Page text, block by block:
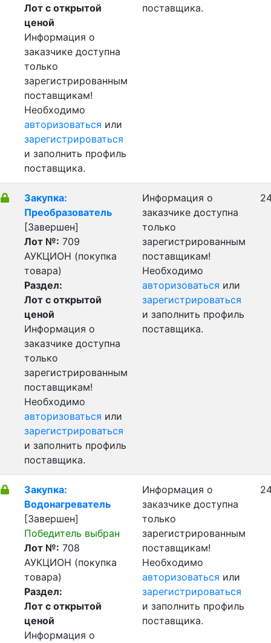
Лот с открытой
ценой
Информация о
заказчике доступна
только
зарегистрированным
поставщикам!
Необходимо
авторизоваться или
зарегистрироваться
и заполнить профиль
поставщика.
поставщика.
Закупка:
Преобразователь
[Завершен]
Лот №: 709
АУКЦИОН (покупка
товара)
Раздел:
Лот с открытой
ценой
Информация о
заказчике доступна
только
зарегистрированным
поставщикам!
Необходимо
авторизоваться или
зарегистрироваться
и заполнить профиль
поставщика.
Информация о
заказчике доступна
только
зарегистрированным
поставщикам!
Необходимо
авторизоваться или
зарегистрироваться
и заполнить профиль
поставщика.
Закупка:
Водонагреватель
[Завершен]
Победитель выбран
Лот №: 708
АУКЦИОН (покупка
товара)
Раздел:
Лот с открытой
ценой
Информация о
Информация о
заказчике доступна
только
зарегистрированным
поставщикам!
Необходимо
авторизоваться или
зарегистрироваться
и заполнить профиль
поставщика.